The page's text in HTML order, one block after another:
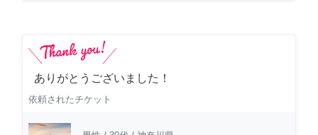
ありがとうございました！
依頼されたチケット